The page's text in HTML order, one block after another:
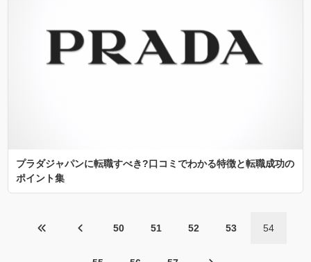
プラダジャパンに転職すべき?口コミでわかる特徴と転職成功の
ポイント集
50 51 52 53 54